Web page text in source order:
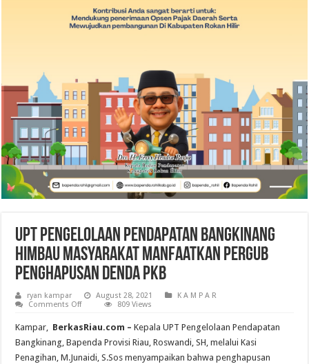
UPT Pengelolaan Pendapatan Bangkinang
Himbau Masyarakat Manfaatkan Pergub
Penghapusan Denda PKB
ryan kampar August 28, 2021
K A M P A R
Comments Offon
Pengelolaan
Pendapatan
Bangkinang
Himbau
Masyarakat
809 Views
Kampar, BerkasRiau.com –Kepala UPT Pengelolaan Pendapatan
Bangkinang, Bapenda Provisi Riau, Roswandi, SH, melalui Kasi
Penagihan, M.Junaidi, S.Sos menyampaikan bahwa penghapusan